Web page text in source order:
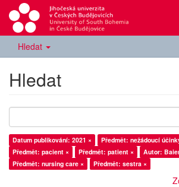
Hledat
Hledat
Datum publikování: 2021 × Předmět: nežádoucí
Předmět: pacient ×
Předmět: patient ×
Autor:
Předmět: nursing care ×
Předmět: sestra ×